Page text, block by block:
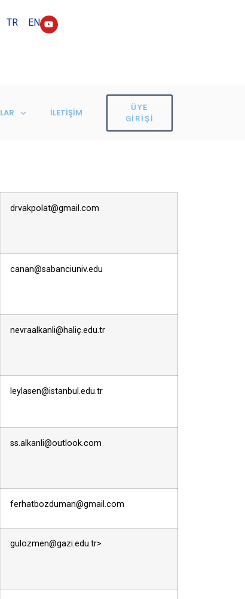
TR EN
İLETIŞIM
ÜYE
GIRIŞI
drvakpolat@gmail.com
canan@sabanciuniv.edu
nevraalkanli@haliç.edu.tr
leylasen@istanbul.edu.tr
ss.alkanli@outlook.com
ferhatbozduman@gmail.com
gulozmen@gazi.edu.tr>